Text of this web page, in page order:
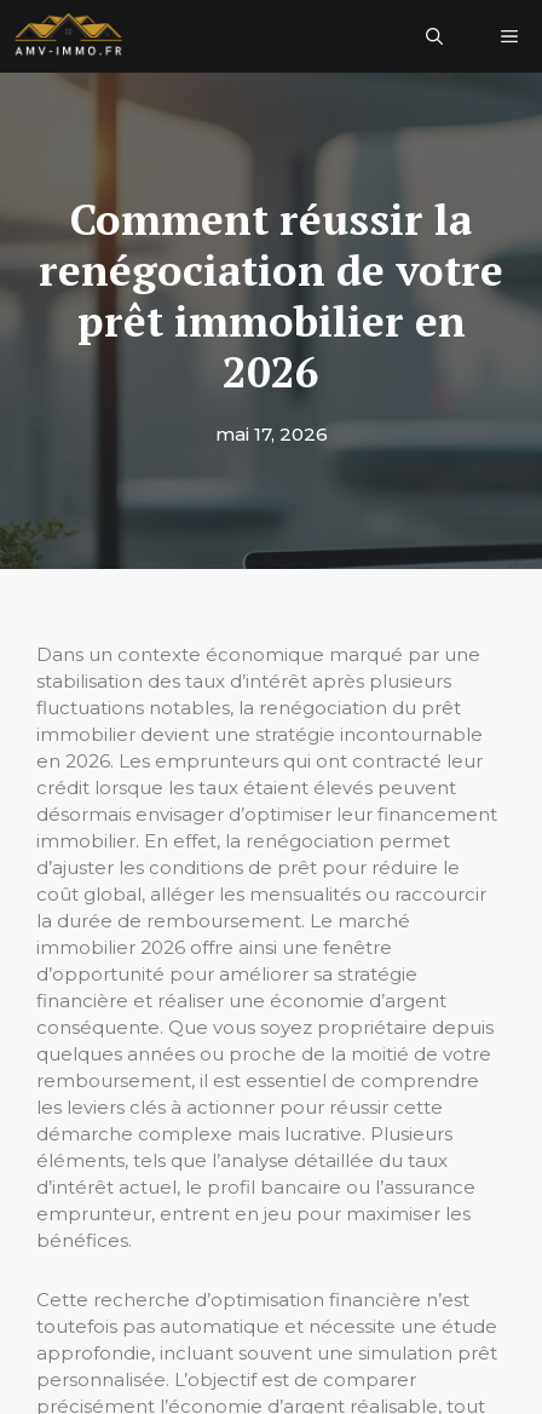
au
Comment réussir la
renégociation de votre
prêt immobilier en
2026
mai 17, 2026
Dans un contexte économique marqué par une
stabilisation des taux d’intérêt après plusieurs
fluctuations notables, la renégociation du prêt
immobilier devient une stratégie incontournable
en 2026. Les emprunteurs qui ont contracté leur
crédit lorsque les taux étaient élevés peuvent
désormais envisager d’optimiser leur financement
immobilier. En effet, la renégociation permet
d’ajuster les conditions de prêt pour réduire le
coût global, alléger les mensualités ou raccourcir
la durée de remboursement. Le marché
immobilier 2026 offre ainsi une fenêtre
d’opportunité pour améliorer sa stratégie
financière et réaliser une économie d’argent
conséquente. Que vous soyez propriétaire depuis
quelques années ou proche de la moitié de votre
remboursement, il est essentiel de comprendre
les leviers clés à actionner pour réussir cette
démarche complexe mais lucrative. Plusieurs
éléments, tels que l’analyse détaillée du taux
d’intérêt actuel, le profil bancaire ou l’assurance
emprunteur, entrent en jeu pour maximiser les
bénéfices.
Cette recherche d’optimisation financière n’est
toutefois pas automatique et nécessite une étude
approfondie, incluant souvent une simulation prêt
personnalisée. L’objectif est de comparer
précisément l’économie d’argent réalisable, tout